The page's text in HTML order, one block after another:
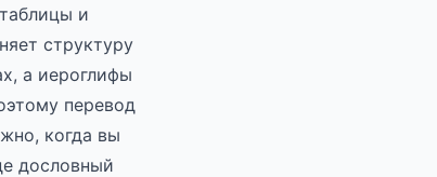
и
структуру
а иероглифы
перевод
когда вы
дословный